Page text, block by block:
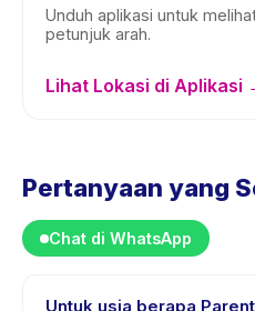
Unduh aplikasi untuk
petunjuk arah.
Lihat Lokasi di Aplikasi
Pertanyaan yang
Chat di WhatsApp
Untuk usia berapa